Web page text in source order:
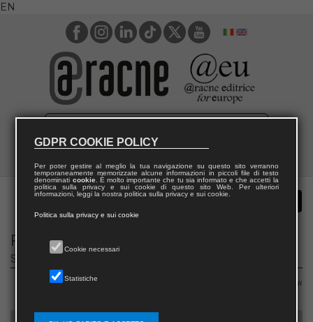
EN
Privacy e innovazione
Studi e ricerche sulla protezione dei dati personali nell’era digitale
Area 12 – Law
GDPR COOKIE POLICY
Per poter gestire al meglio la tua navigazione su questo sito verranno
temporaneamente memorizzate alcune informazioni in piccoli file di testo
denominati cookie. È molto importante che tu sia informato e che accetti la
politica sulla privacy e sui cookie di questo sito Web. Per ulteriori
informazioni, leggi la nostra politica sulla privacy e sui cookie.
Politica sulla privacy e sui cookie
Cookie necessari
Statistiche